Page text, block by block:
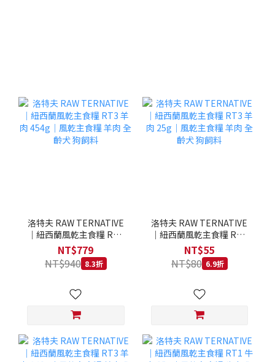
洛特夫 RAW TERNATIVE
｜紐西蘭風乾主食糧 RT3
羊肉 454g｜風乾主食糧 羊
肉 全齡犬 狗飼料
NT$779
NT$940 8.3折
洛特夫 RAW TERNATIVE
｜紐西蘭風乾主食糧 RT3
羊肉 25g｜風乾主食糧 羊
肉 全齡犬 狗飼料
NT$55
NT$80 6.9折